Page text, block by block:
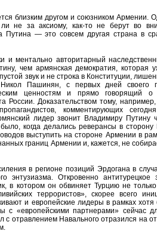
близким другом и союзником Армении.
не за аксиому, как-то не берут во
Путина — это совсем другая страна в
и ментально авторитарный
чем армянская демократия, которая
звук и не строка в Конституции,
Пашинян, с первых дней своего
ценностям и прямо говорящий о
России. Доказательством тому,
комментирующих
лидер звонит Владимиру Путину
когда делались реверансы в
выступить на стороне Армении в
границ Армении и, кажется, не
в регионе позиций Эрдогана в
энтузиазма. Откровенно антитурецкое
в котором он обвиняет Турцию не
террористов», скорее всего
и европейские лидеры в рамках
с «европейскими партнерами» сейчас
отравлением Навального отразился на